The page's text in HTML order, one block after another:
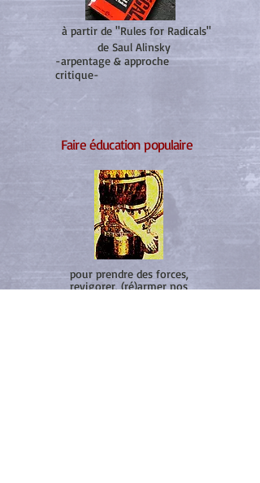
à partir de ''Rules for Radicals''
de Saul Alinsky
-arpentage & approche
critique-
Faire éducation populaire
pour prendre des forces,
revigorer, (ré)armer nos